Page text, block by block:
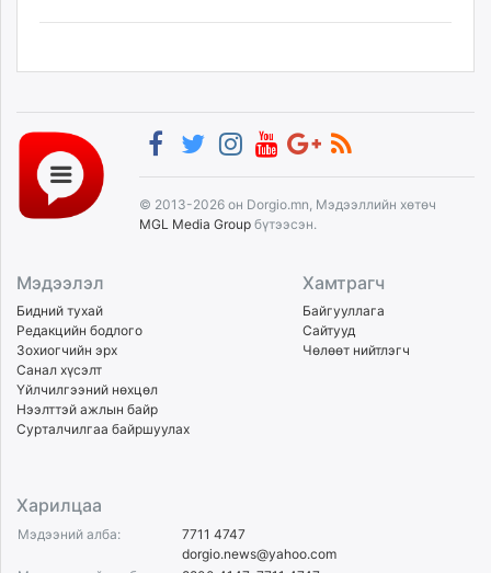
© 2013-2026 он Dorgio.mn, Мэдээллийн хөтөч
MGL Media Group бүтээсэн.
Мэдээлэл
Бидний тухай
Редакцийн бодлого
Зохиогчийн эрх
Санал хүсэлт
Үйлчилгээний нөхцөл
Нээлттэй ажлын байр
Сурталчилгаа байршуулах
Хамтрагч
Байгууллага
Сайтууд
Чөлөөт нийтлэгч
Харилцаа
Мэдээний алба:
7711 4747
dorgio.news@yahoo.com